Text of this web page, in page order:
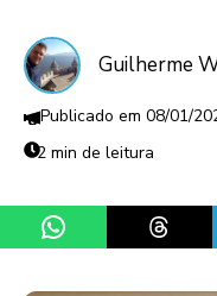
Guilherme
08/01/
2 min de leitura
Share on WhatsApp
Share